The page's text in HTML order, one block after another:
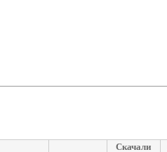
Скачали